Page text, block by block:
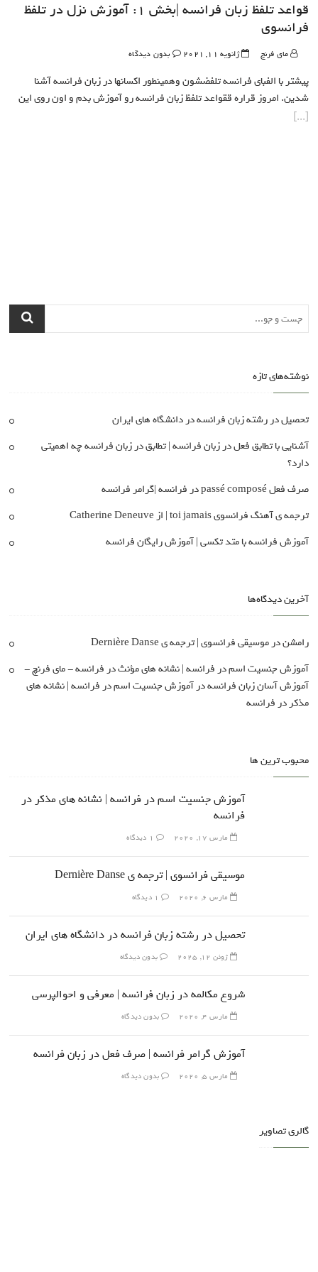
قواعد تلفظ زبان فرانسه |بخش 1: آموزش نزل در تلفظ
فرانسوی
مای فرنچ ژانویه 11, 2021 بدون دیدگاه
پیشتر با الفبای فرانسه تلفضشون وهمینطور اکسانها در زبان فرانسه آشنا
شدین. امروز قراره ققواعد تلفظ زبان فرانسه رو آموزش بدم و اون روی این
نوشته‌های تازه
تحصیل در رشته زبان فرانسه در دانشگاه های ایران
آشنایی با تطابق فعل در زبان فرانسه | تطابق در زبان فرانسه چه اهمیتی
دارد؟
صرف فعل passé composé در فرانسه |گرامر فرانسه
ترجمه ی آهنگ فرانسوی toi jamais | از Catherine Deneuve
آموزش فرانسه با متد تکسی | آموزش رایگان فرانسه
آخرین دیدگاه‌ها
رامشندرموسیقی فرانسوی | ترجمه ی Dernière Danse
آموزش جنسیت اسم در فرانسه | نشانه های مؤنث در فرانسه - مای فرنچ -
آموزش آسان زبان فرانسهدرآموزش جنسیت اسم در فرانسه | نشانه های
مذکر در فرانسه
محبوب ترین ها
آموزش جنسیت اسم در فرانسه | نشانه های مذکر در
فرانسه
مارس 17, 2020 1 دیدگاه
موسیقی فرانسوی | ترجمه ی Dernière Danse
مارس 6, 2020 1 دیدگاه
تحصیل در رشته زبان فرانسه در دانشگاه های ایران
ژوئن 12, 2025 بدون دیدگاه
شروع مکالمه در زبان فرانسه | معرفی و احوالپرسی
مارس 4, 2020 بدون دیدگاه
آموزش گرامر فرانسه | صرف فعل در زبان فرانسه
مارس 5, 2020 بدون دیدگاه
گالری تصاویر